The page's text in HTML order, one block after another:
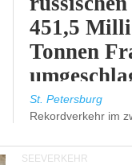
451,5
Tonnen
%).
St. Petersburg
Rekordverkehr im
SEEVERKEHR